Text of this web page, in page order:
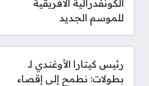
الكونفدرالية الأفريقية
للموسم الجديد
رئيس كيتارا الأوغندي لـ
بطولات: نطمح إلى إقصاء